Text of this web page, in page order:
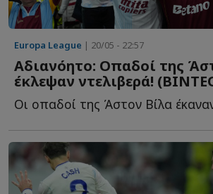
Europa League | 20/05 - 22:57
Αδιανόητο: Οπαδοί της
έκλεψαν ντελιβερά!
Οι οπαδοί της Άστον Βίλα